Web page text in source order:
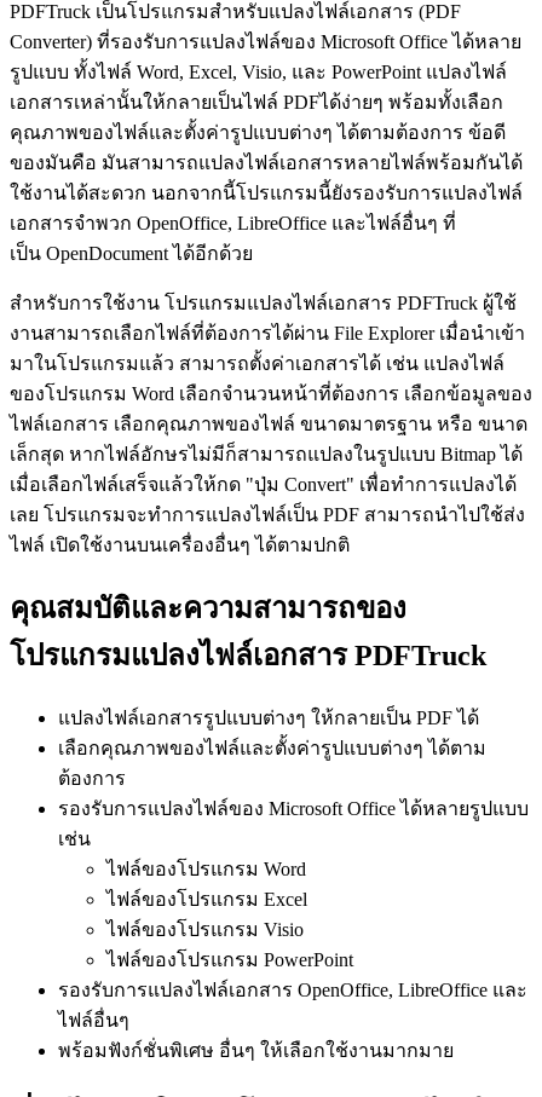
PDFTruck เป็นโปรแกรมสำหรับแปลงไฟล์เอกสาร (PDF
Converter) ที่รองรับการแปลงไฟล์ของ Microsoft Office ได้หลาย
รูปแบบ ทั้งไฟล์ Word, Excel, Visio, และ PowerPoint แปลงไฟล์
เอกสารเหล่านั้นให้กลายเป็นไฟล์ PDFได้ง่ายๆ พร้อมทั้งเลือก
คุณภาพของไฟล์และตั้งค่ารูปแบบต่างๆ ได้ตามต้องการ ข้อดี
ของมันคือ มันสามารถแปลงไฟล์เอกสารหลายไฟล์พร้อมกันได้
ใช้งานได้สะดวก นอกจากนี้โปรแกรมนี้ยังรองรับการแปลงไฟล์
เอกสารจำพวก OpenOffice, LibreOffice และไฟล์อื่นๆ ที่
เป็น OpenDocument ได้อีกด้วย
สำหรับการใช้งาน โปรแกรมแปลงไฟล์เอกสาร PDFTruck ผู้ใช้
งานสามารถเลือกไฟล์ที่ต้องการได้ผ่าน File Explorer เมื่อนำเข้า
มาในโปรแกรมแล้ว สามารถตั้งค่าเอกสารได้ เช่น แปลงไฟล์
ของโปรแกรม Word เลือกจำนวนหน้าที่ต้องการ เลือกข้อมูลของ
ไฟล์เอกสาร เลือกคุณภาพของไฟล์ ขนาดมาตรฐาน หรือ ขนาด
เล็กสุด หากไฟล์อักษรไม่มีก็สามารถแปลงในรูปแบบ Bitmap ได้
เมื่อเลือกไฟล์เสร็จแล้วให้กด "ปุ่ม Convert" เพื่อทำการแปลงได้
เลย โปรแกรมจะทำการแปลงไฟล์เป็น PDF สามารถนำไปใช้ส่ง
ไฟล์ เปิดใช้งานบนเครื่องอื่นๆ ได้ตามปกติ
คุณสมบัติและความสามารถของ
โปรแกรมแปลงไฟล์เอกสาร PDFTruck
แปลงไฟล์เอกสารรูปแบบต่างๆ ให้กลายเป็น PDF ได้
เลือกคุณภาพของไฟล์และตั้งค่ารูปแบบต่างๆ ได้ตาม
ต้องการ
รองรับการแปลงไฟล์ของ Microsoft Office ได้หลายรูปแบบ
เช่น
ไฟล์ของโปรแกรม Word
ไฟล์ของโปรแกรม Excel
ไฟล์ของโปรแกรม Visio
ไฟล์ของโปรแกรม PowerPoint
รองรับการแปลงไฟล์เอกสาร OpenOffice, LibreOffice และ
ไฟล์อื่นๆ
พร้อมฟังก์ชั่นพิเศษ อื่นๆ ให้เลือกใช้งานมากมาย